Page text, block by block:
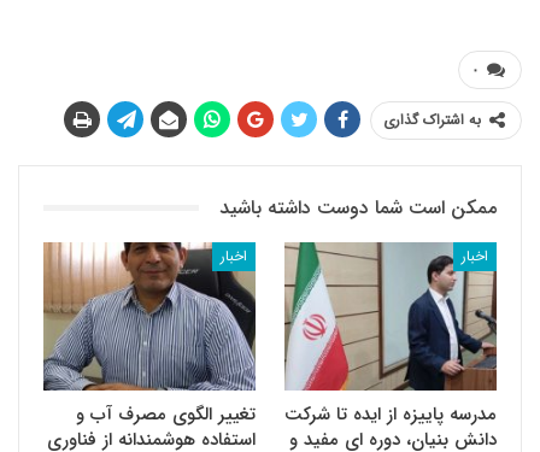
۰
به اشتراک گذاری
ممکن است شما دوست داشته باشید
اخبار
مدرسه پاییزه از ایده تا شرکت
دانش بنیان، دوره ای مفید و
اخبار
تغییر الگوی مصرف آب و
استفاده هوشمندانه از فناوری